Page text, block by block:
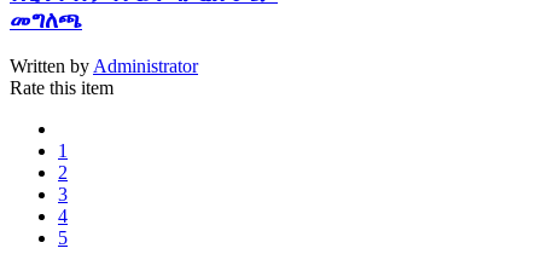
መግለጫ
Written byAdministrator
Rate this item
1
2
3
4
5